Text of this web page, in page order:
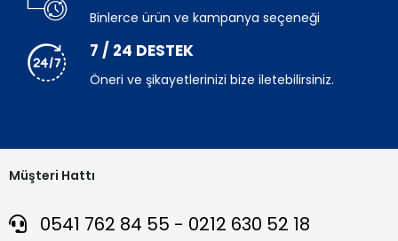
Binlerce ürün ve kampanya seçeneği
7 / 24 DESTEK
Öneri ve şikayetlerinizi bize iletebilirsiniz.
Müşteri Hattı
0541 762 84 55 - 0212 630 52 18